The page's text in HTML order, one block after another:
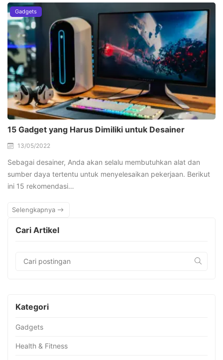
Gadgets
15 Gadget yang Harus Dimiliki untuk Desainer
13/05/2022
Sebagai desainer, Anda akan selalu membutuhkan alat dan
sumber daya tertentu untuk menyelesaikan pekerjaan. Berikut
ini 15 rekomendasi…
Selengkapnya
Cari Artikel
Kategori
Gadgets
Health & Fitness